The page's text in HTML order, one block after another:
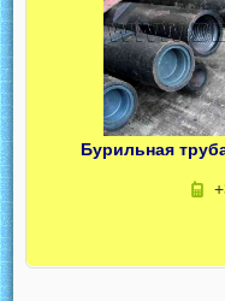
Бурильная